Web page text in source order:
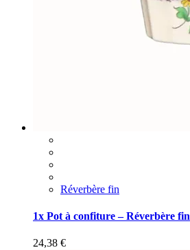
Réverbère fin
1x Pot à confiture – Réverbère fin
24,38 €